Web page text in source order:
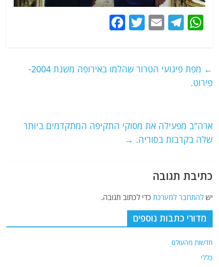
W
s
T
g
E
l
T
er
e
k
←
מפת פיגועי הטרור שהלמו באירופה משנת 2004-
פירוט.
ארה"ב מפעילה את מסוקי התקיפה המתקדמים ביותר
שלה בקרבות בסוריה. →
כתיבת תגובה
ישלהתחבר למערכת כדי לכתוב תגובה.
מדורי כתבות נוספים
חדשות מהעולם
כללי